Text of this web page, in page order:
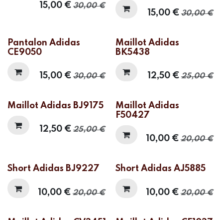
15,00€ 30,00€
15,00€ 30,00€
Pantalon Adidas
CE9050
15,00€ 30,00€
Maillot Adidas
BK5438
12,50€ 25,00€
Maillot Adidas BJ9175
12,50€ 25,00€
Maillot Adidas
F50427
10,00€ 20,00€
Short Adidas BJ9227
10,00€ 20,00€
Short Adidas AJ5885
10,00€ 20,00€